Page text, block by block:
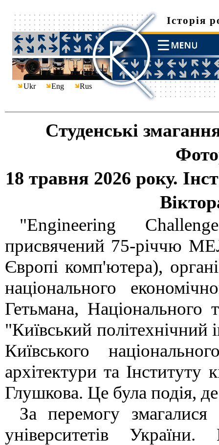
Історія
Ukr Eng Rus
Cтуденські
18 травня 2026 року.
"Engineering
присвячений 75-річчю
Європі комп'ютера),
національного
Гетьмана, Національного
"Київський політехнічний
Київського
архітектури та
Глушкова. Це була подія, де
За перемогу
університетів